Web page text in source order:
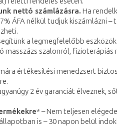
nettó számlázásra. Ha
ÁFA nélkül tudjuk kiszámlázni –
a legmegfelelőbb
szalonról, fizioterápiás
értékesítési menedzsert
2 év garanciát élveznek,
* – Nem teljesen
is – 30 napon belül